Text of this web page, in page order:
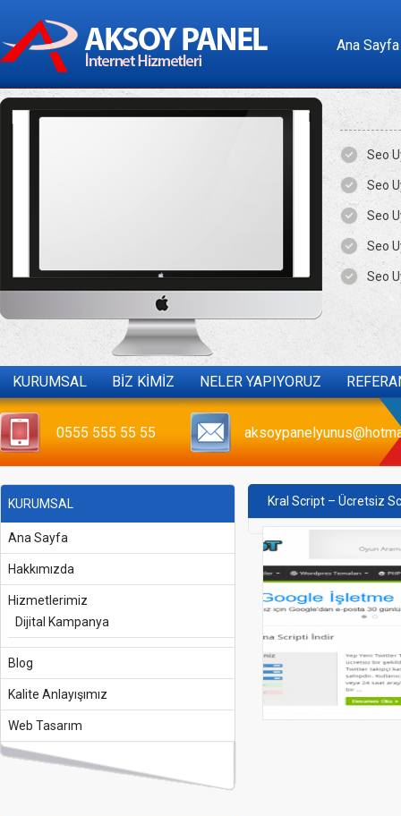
Ana Sayfa
Seo
Seo
Seo
Seo
Seo
KURUMSAL BİZ KİMİZ NELER YAPIYORUZ
0555 555 55 55
KURUMSAL
Ana Sayfa
Hakkımızda
Hizmetlerimiz
Dijital Kampanya
Blog
Kalite Anlayışımız
Web Tasarım
Kral Script – Ücretsiz